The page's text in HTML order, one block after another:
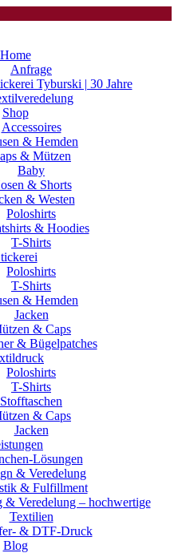
Home
Anfrage
Tyburski | 30 Jahre
Shop
Accessoires
& Hemden
& Mützen
Baby
& Shorts
& Westen
Poloshirts
& Hoodies
T-Shirts
Poloshirts
T-Shirts
& Hemden
Jacken
& Caps
& Bügelpatches
Poloshirts
T-Shirts
Stofftaschen
& Caps
Jacken
Lösungen
& Veredelung
& Fulfillment
& Veredelung – hochwertige
Textilien
& DTF-Druck
Blog